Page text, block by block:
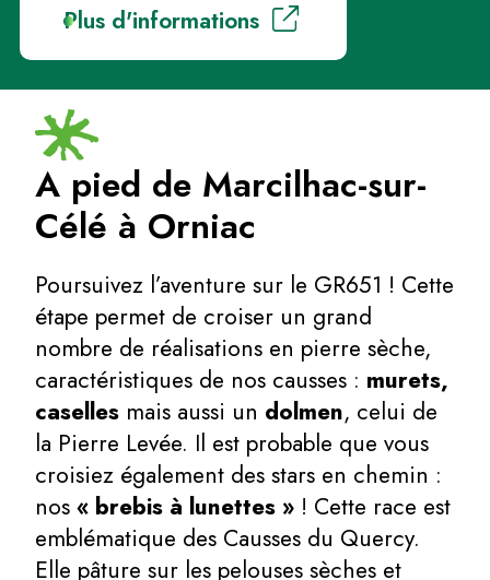
Plus d'informations
A pied de Marcilhac-sur-
Célé à Orniac
Poursuivez l’aventure sur le GR651 ! Cette
étape permet de croiser un grand
nombre de réalisations en pierre sèche,
caractéristiques de nos causses : murets,
caselles mais aussi un dolmen, celui de
la Pierre Levée. Il est probable que vous
croisiez également des stars en chemin :
nos « brebis à lunettes » ! Cette race est
emblématique des Causses du Quercy.
Elle pâture sur les pelouses sèches et